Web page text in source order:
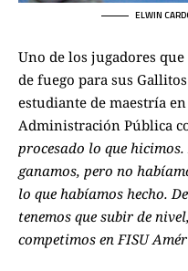
ELWIN
Uno de los jugadores
de fuego para sus Gallitos
estudiante de maestría
Administración Pública
procesado lo que
ganamos, pero no
lo que habíamos hecho.
tenemos que subir de
competimos en FISU